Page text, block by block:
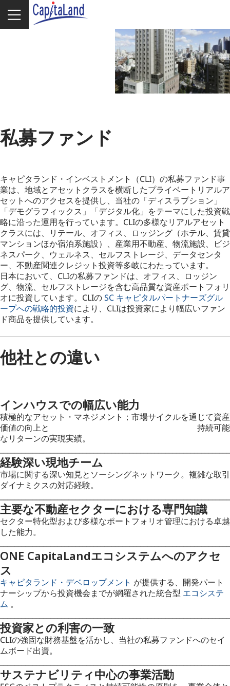
私募ファンド
キャピタランド・インベストメント（CLI）の私募ファンド事
業は、地域とアセットクラスを横断したプライベートリアルア
セットへのアクセスを提供し、当社の「ディスラプション」
「デモグラフィックス」「デジタル化」をテーマにした投資戦
略に沿った運用を行っています。CLIの多様なリアルアセット
クラスには、リテール、オフィス、ロッジング（ホテル、賃貸
マンションほか宿泊系施設）、産業用不動産、物流施設、ビジ
ネスパーク、ウェルネス、セルフストレージ、データセンタ
ー、不動産関連クレジット投資等多岐にわたっています。
日本において、CLIの私募ファンドは、オフィス、ロッジン
グ、物流、セルフストレージを含む高品質な資産ポートフォリ
オに投資しています。CLIのSC キャピタルパートナーズグル
ープへの戦略的投資により、CLIは投資家により幅広いファン
ド商品を提供しています。
他社との違い
インハウスでの幅広い能力
積極的なアセット・マネジメント；市場サイクルを通じて資産
価値の向上と 持続可能
なリターンの実現実績。
経験深い現地チーム
市場に関する深い知見とソーシングネットワーク。複雑な取引
ダイナミクスの対応経験。
主要な不動産セクターにおける専門知識
セクター特化型および多様なポートフォリオ管理における卓越
した能力。
ONE CapitaLandエコシステムへのアクセ
ス
キャピタランド・デベロップメント が提供する、開発パート
ナーシップから投資機会までが網羅された統合型 エコシステ
ム 。
投資家との利害の一致
CLIの強固な財務基盤を活かし、当社の私募ファンドへのセイ
ムボード出資。
サステナビリティ中心の事業活動